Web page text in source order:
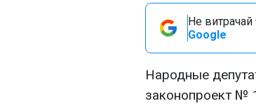
Не витрачай
Google
Народные
законопроект №